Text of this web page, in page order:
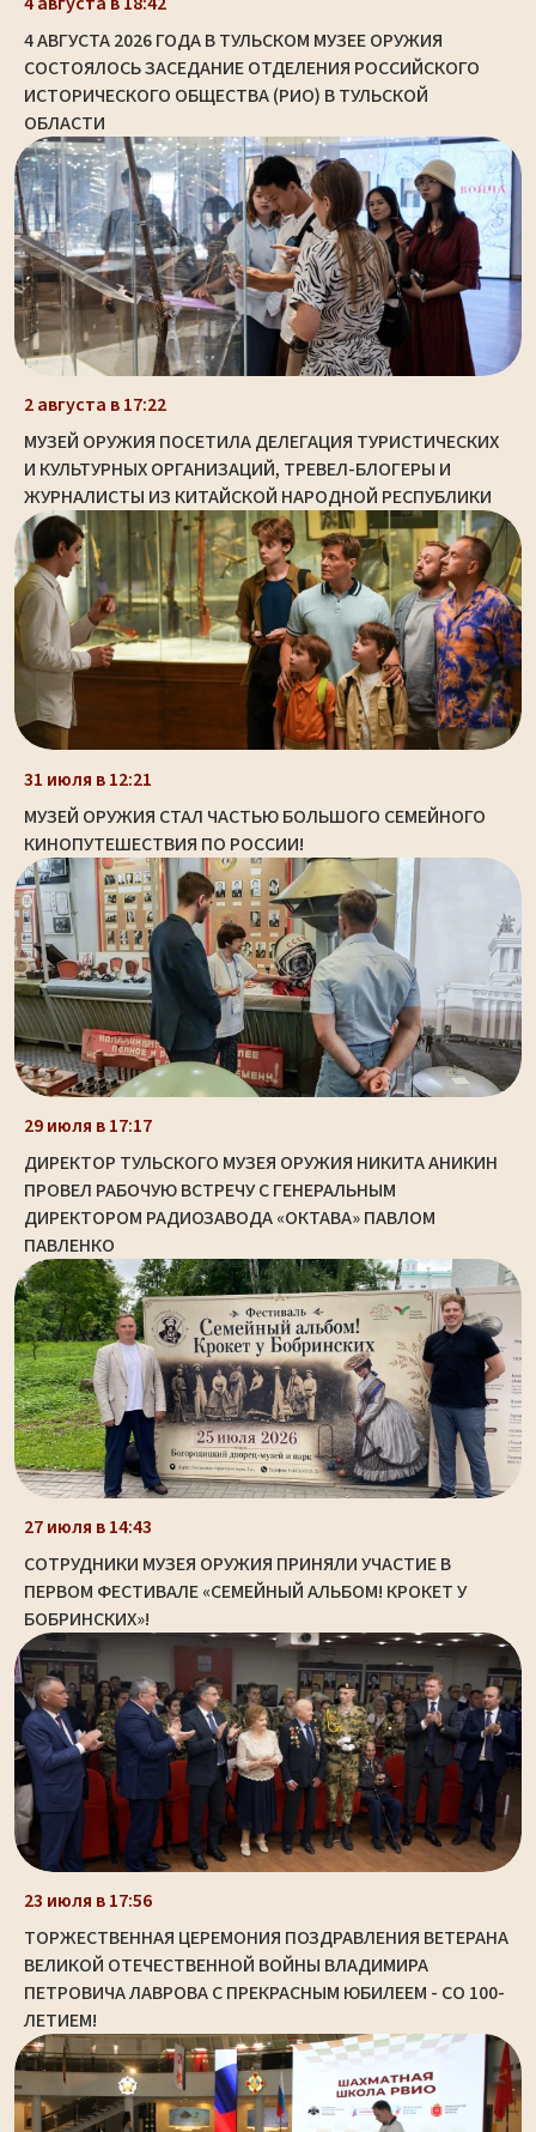
4 АВГУСТА 2026 ГОДА В ТУЛЬСКОМ МУЗЕЕ ОРУЖИЯ
СОСТОЯЛОСЬ ЗАСЕДАНИЕ ОТДЕЛЕНИЯ РОССИЙСКОГО
ИСТОРИЧЕСКОГО ОБЩЕСТВА (РИО) В ТУЛЬСКОЙ
ОБЛАСТИ
2 августа в 17:22
МУЗЕЙ ОРУЖИЯ ПОСЕТИЛА ДЕЛЕГАЦИЯ ТУРИСТИЧЕСКИХ
И КУЛЬТУРНЫХ ОРГАНИЗАЦИЙ, ТРЕВЕЛ-БЛОГЕРЫ И
ЖУРНАЛИСТЫ ИЗ КИТАЙСКОЙ НАРОДНОЙ РЕСПУБЛИКИ
31 июля в 12:21
МУЗЕЙ ОРУЖИЯ СТАЛ ЧАСТЬЮ БОЛЬШОГО СЕМЕЙНОГО
КИНОПУТЕШЕСТВИЯ ПО РОССИИ!
29 июля в 17:17
ДИРЕКТОР ТУЛЬСКОГО МУЗЕЯ ОРУЖИЯ НИКИТА АНИКИН
ПРОВЕЛ РАБОЧУЮ ВСТРЕЧУ С ГЕНЕРАЛЬНЫМ
ДИРЕКТОРОМ РАДИОЗАВОДА «ОКТАВА» ПАВЛОМ
ПАВЛЕНКО
27 июля в 14:43
СОТРУДНИКИ МУЗЕЯ ОРУЖИЯ ПРИНЯЛИ УЧАСТИЕ В
ПЕРВОМ ФЕСТИВАЛЕ «СЕМЕЙНЫЙ АЛЬБОМ! КРОКЕТ У
БОБРИНСКИХ»!
23 июля в 17:56
ТОРЖЕСТВЕННАЯ ЦЕРЕМОНИЯ ПОЗДРАВЛЕНИЯ ВЕТЕРАНА
ВЕЛИКОЙ ОТЕЧЕСТВЕННОЙ ВОЙНЫ ВЛАДИМИРА
ПЕТРОВИЧА ЛАВРОВА С ПРЕКРАСНЫМ ЮБИЛЕЕМ - СО 100-
ЛЕТИЕМ!